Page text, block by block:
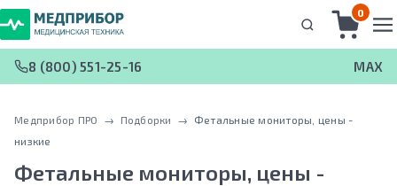
0
8 (800) 551-25-16 MAX
Медприбор ПРО → Подборки →
Фетальные мониторы, цены -
низкие
Фетальные мониторы, цены -